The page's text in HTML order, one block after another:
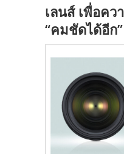
เลนส์ เพื่อคว
“คมชัดได้อีก”